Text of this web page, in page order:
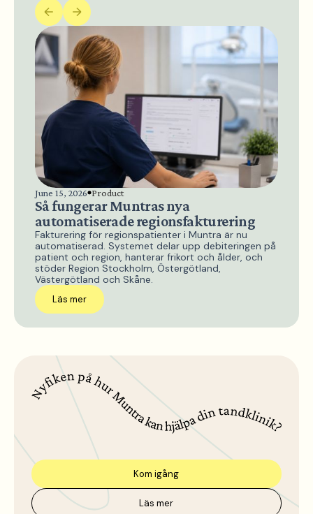
June 15, 2026 Product
Så fungerar Muntras nya
automatiserade regionsfakturering
Fakturering för regionspatienter i Muntra är nu
automatiserad. Systemet delar upp debiteringen på
patient och region, hanterar frikort och ålder, och
stöder Region Stockholm, Östergötland,
Västergötland och Skåne.
Läs mer
Kom igång
Läs mer